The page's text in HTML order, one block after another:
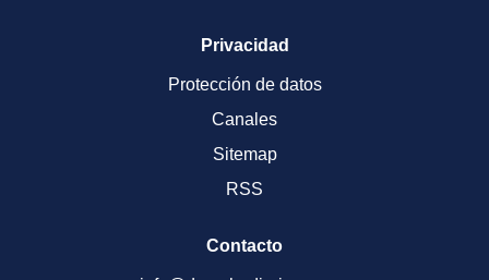
Privacidad
Protección de datos
Canales
Sitemap
RSS
Contacto